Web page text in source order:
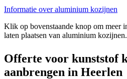
Informatie over aluminium kozijnen
Klik op bovenstaande knop om meer
laten plaatsen van aluminium kozijnen.
Offerte voor kunststof
aanbrengen in Heerlen